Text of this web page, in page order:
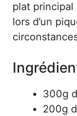
plat principal
lors d’un
300g
200g